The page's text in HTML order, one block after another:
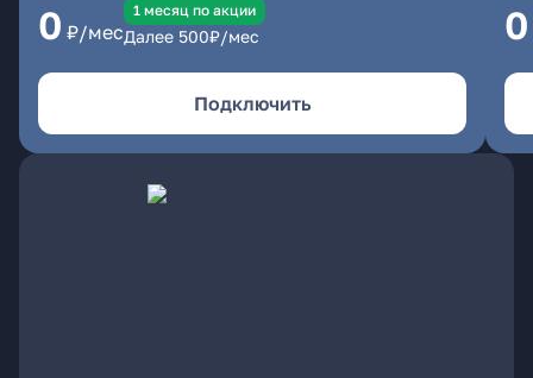
0 ₽/мес
1 месяц по акции
Далее 500₽/мес
Подключить
0